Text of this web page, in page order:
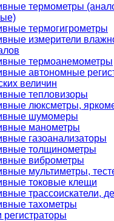
термометры
термогигрометры
измерители
термоанемометры
автономные
величин
тепловизоры
люксметры,
шумомеры
манометры
газоанализаторы
толщинометры
виброметры
мультиметры,
токовые клещи
трассоискатели,
тахометры
регистраторы